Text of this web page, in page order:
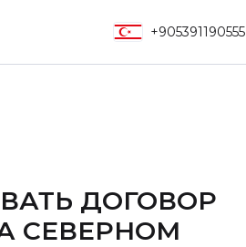
+905391190555
ДОГОВОР
СЕВЕРНОМ